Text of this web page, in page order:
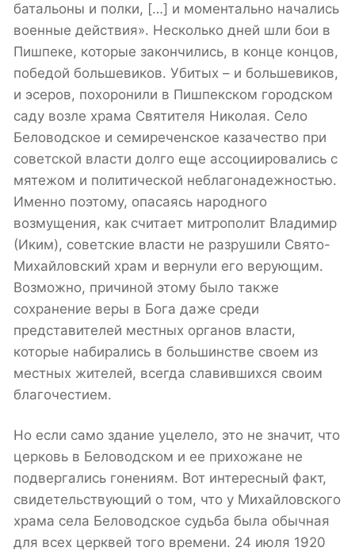
батальоны и полки, […] и моментально начались
военные действия». Несколько дней шли бои в
Пишпеке, которые закончились, в конце концов,
победой большевиков. Убитых – и большевиков,
и эсеров, похоронили в Пишпекском городском
саду возле храма Святителя Николая. Cело
Беловодское и cемиреченское казачество при
советской власти долго еще ассоциировались с
мятежом и политической неблагонадежностью.
Именно поэтому, опасаясь народного
возмущения, как считает митрополит Владимир
(Иким), советские власти не разрушили Свято-
Михайловский храм и вернули его верующим.
Возможно, причиной этому было также
сохранение веры в Бога даже среди
представителей местных органов власти,
которые набирались в большинстве своем из
местных жителей, всегда славившихся своим
благочестием.
Но если само здание уцелело, это не значит, что
церковь в Беловодском и ее прихожане не
подвергались гонениям. Вот интересный факт,
свидетельствующий о том, что у Михайловского
храма села Беловодское судьба была обычная
для всех церквей того времени. 24 июля 1920